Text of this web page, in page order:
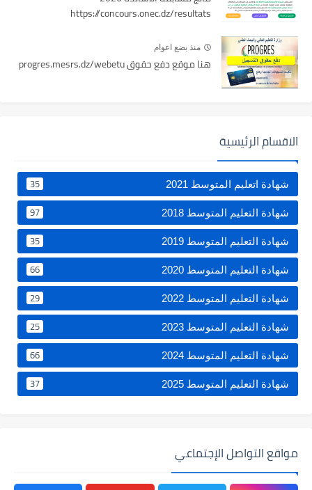
https://concours.onec.dz/resultats
منذ بضع اعوام
هنا موقع دفع حقوق progres.mesrs.dz/webetu
الاقسام الرئيسية
شهادة اتعليم المتوسط 2021 35
شهادة التعليم المتوسط 2018 97
شهادة التعليم المتوسط 2019 35
شهادة التعليم المتوسط 2020 66
شهادة التعليم المتوسط 2022 29
شهادة التعليم المتوسط 2023 25
شهادة التعليم المتوسط 2024 66
شهادة التعليم المتوسط 2025 37
مواقع التواصل الإجتماعي